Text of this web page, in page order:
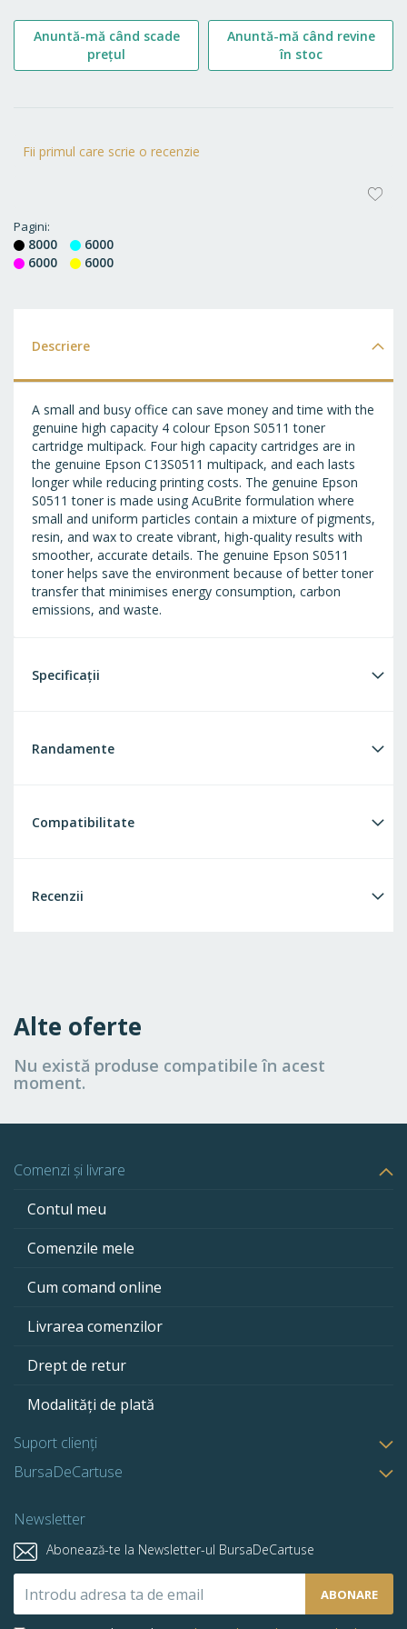
Fii primul care scrie o recenzie
Pagini
8000
6000
6000
6000
Anuntă-mă când scade
prețul
Anuntă-mă când revine
în stoc
Descriere
A small and busy office can save money and time with the
genuine high capacity 4 colour Epson S0511 toner
cartridge multipack. Four high capacity cartridges are in
the genuine Epson C13S0511 multipack, and each lasts
longer while reducing printing costs. The genuine Epson
S0511 toner is made using AcuBrite formulation where
small and uniform particles contain a mixture of pigments,
resin, and wax to create vibrant, high-quality results with
smoother, accurate details. The genuine Epson S0511
toner helps save the environment because of better toner
transfer that minimises energy consumption, carbon
emissions, and waste.
Specificații
Randamente
Compatibilitate
Recenzii
Alte oferte
Nu există produse compatibile în acest
moment.
Comenzi și livrare
Contul meu
Comenzile mele
Cum comand online
Livrarea comenzilor
Drept de retur
Modalități de plată
Suport clienți
BursaDeCartuse
Newsletter
Abonează-te la Newsletter-ul BursaDeCartuse
la
ABONARE